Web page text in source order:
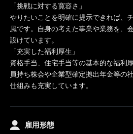
「挑戦に対する寛容さ」
やりたいことを明確に提示できれば、
風です。自身の考えた事業や業務を、
設けています。
「充実した福利厚生」
資格手当、住宅手当等の基本的な福利
員持ち株会や企業型確定拠出年金等の
仕組みも充実しています。
雇用形態